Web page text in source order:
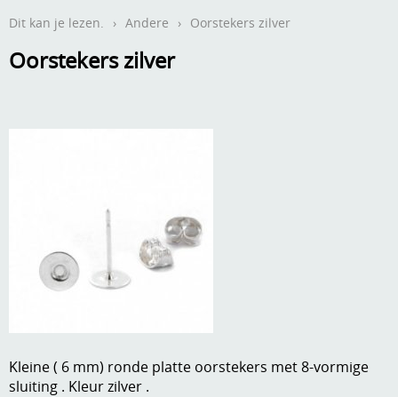
Boeken en magazines
Dies om te stansen
Handige extra's
Gastenboek
Dit kan je lezen. › Andere › Oorstekers zilver
Oorstekers zilver
Kleine ( 6 mm) ronde platte oorstekers met 8-vormige
sluiting . Kleur zilver .